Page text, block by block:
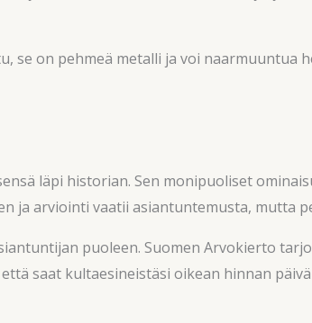
se on pehmeä metalli ja voi naarmuuntua
läpi historian. Sen monipuoliset
ja arviointi vaatii asiantuntemusta, mutta
puoleen. Suomen Arvokierto
saat kultaesineistäsi oikean hinnan